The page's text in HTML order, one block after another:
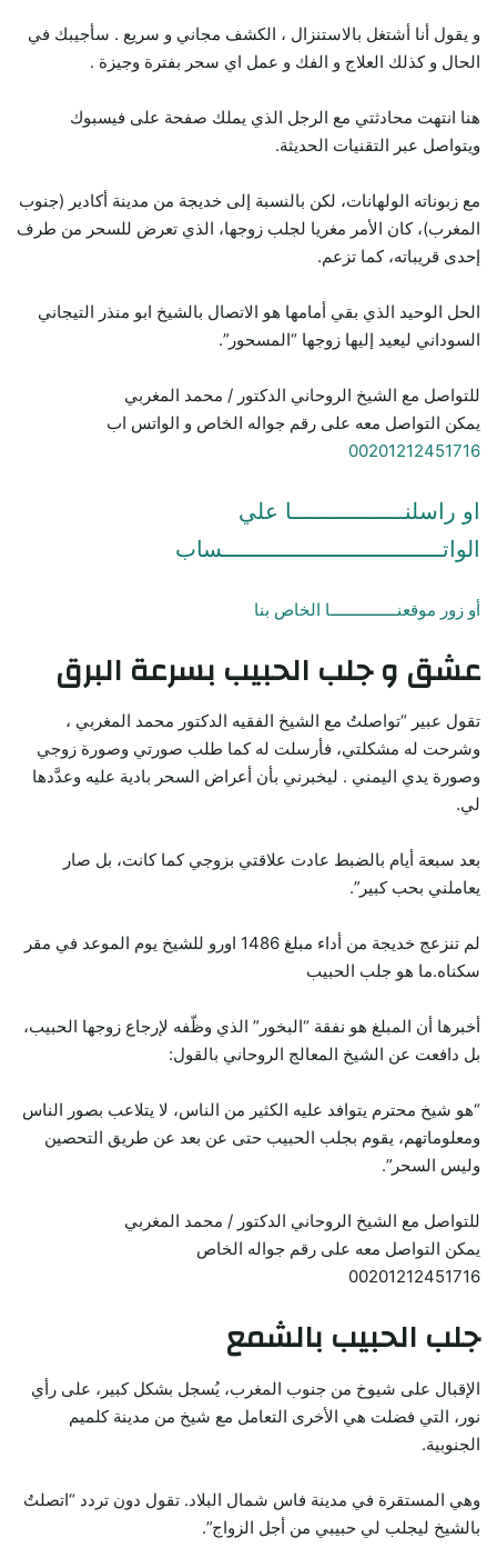
و يقول أنا أشتغل بالاستنزال ، الكشف مجاني و سريع . سأجيبك في
الحال و كذلك العلاج و الفك و عمل اي سحر بفترة وجيزة .
هنا انتهت محادثتي مع الرجل الذي يملك صفحة على فيسبوك
ويتواصل عبر التقنيات الحديثة.
مع زبوناته الولهانات، لكن بالنسبة إلى خديجة من مدينة أكادير (جنوب
المغرب)، كان الأمر مغريا لجلب زوجها، الذي تعرض للسحر من طرف
إحدى قريباته، كما تزعم.
الحل الوحيد الذي بقي أمامها هو الاتصال بالشيخ ابو منذر التيجاني
السوداني ليعيد إليها زوجها “المسحور”.
للتواصل مع الشيخ الروحاني الدكتور / محمد المغربي
يمكن التواصل معه على رقم جواله الخاص و الواتس اب
00201212451716
او راسلنـــــــــــــــــا علي
الواتـــــــــــــــــــــــــــــــــساب
أو زور موقعنـــــــــــــــا الخاص بنا
عشق و جلب الحبيب بسرعة البرق
تقول عبير “تواصلتُ مع الشيخ الفقيه الدكتور محمد المغربي ،
وشرحت له مشكلتي، فأرسلت له كما طلب صورتي وصورة زوجي
وصورة يدي اليمني . ليخبرني بأن أعراض السحر بادية عليه وعدَّدها
لي.
بعد سبعة أيام بالضبط عادت علاقتي بزوجي كما كانت، بل صار
يعاملني بحب كبير”.
لم تنزعج خديجة من أداء مبلغ 1486 اورو للشيخ يوم الموعد في مقر
سكناه.ما هو جلب الحبيب
أخبرها أن المبلغ هو نفقة “البخور” الذي وظّفه لإرجاع زوجها الحبيب،
بل دافعت عن الشيخ المعالج الروحاني بالقول:
“هو شيخ محترم يتوافد عليه الكثير من الناس، لا يتلاعب بصور الناس
ومعلوماتهم، يقوم بجلب الحبيب حتى عن بعد عن طريق التحصين
وليس السحر”.
للتواصل مع الشيخ الروحاني الدكتور / محمد المغربي
يمكن التواصل معه على رقم جواله الخاص
00201212451716
جلب الحبيب بالشمع
الإقبال على شيوخ من جنوب المغرب، يُسجل بشكل كبير، على رأي
نور، التي فضلت هي الأخرى التعامل مع شيخ من مدينة كلميم
الجنوبية.
وهي المستقرة في مدينة فاس شمال البلاد. تقول دون تردد “اتصلتُ
بالشيخ ليجلب لي حبيبي من أجل الزواج”.